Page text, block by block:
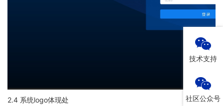
技术支持
社区公众号
2.4 系统logo体现处